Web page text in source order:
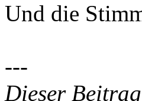
Und die
---
Dieser